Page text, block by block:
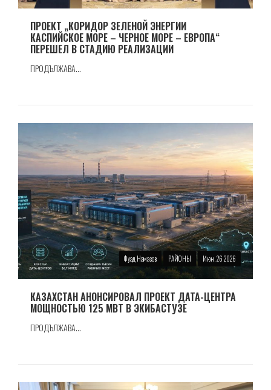
ПРОЕКТ „КОРИДОР ЗЕЛЕНОЙ ЭНЕРГИИ
КАСПИЙСКОЕ МОРЕ – ЧЕРНОЕ МОРЕ – ЕВРОПА“
ПЕРЕШЕЛ В СТАДИЮ РЕАЛИЗАЦИИ
ПРОДЪЛЖАВА...
Фуад Намазов РАЙОНЫ Июн. 26 2026
КАЗАХСТАН АНОНСИРОВАЛ ПРОЕКТ ДАТА-ЦЕНТРА
МОЩНОСТЬЮ 125 МВТ В ЭКИБАСТУЗЕ
ПРОДЪЛЖАВА...